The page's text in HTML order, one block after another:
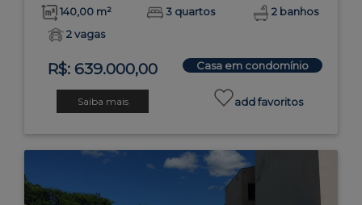
140,00 m² 3 quartos
2 banhos
2 vagas
R$: 639.000,00 Casa em condomínio
Saiba mais add favoritos